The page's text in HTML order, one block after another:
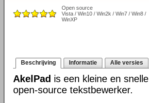
Open source
Vista / Win10 / Win2k / Win7 / Win8 /
WinXP
Beschrijving Informatie Alle versies
AkelPad is een kleine en snelle
open-source tekstbewerker.